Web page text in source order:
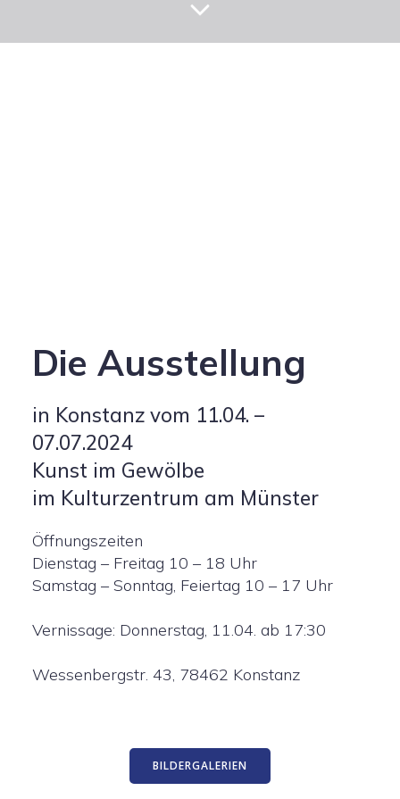
Die Ausstellung
in Konstanz vom 11.04. –
07.07.2024
Kunst im Gewölbe
im Kulturzentrum am Münster
Öffnungszeiten
Dienstag – Freitag 10 – 18 Uhr
Samstag – Sonntag, Feiertag 10 – 17 Uhr
Vernissage: Donnerstag, 11.04. ab 17:30
Wessenbergstr. 43, 78462 Konstanz
BILDERGALERIEN